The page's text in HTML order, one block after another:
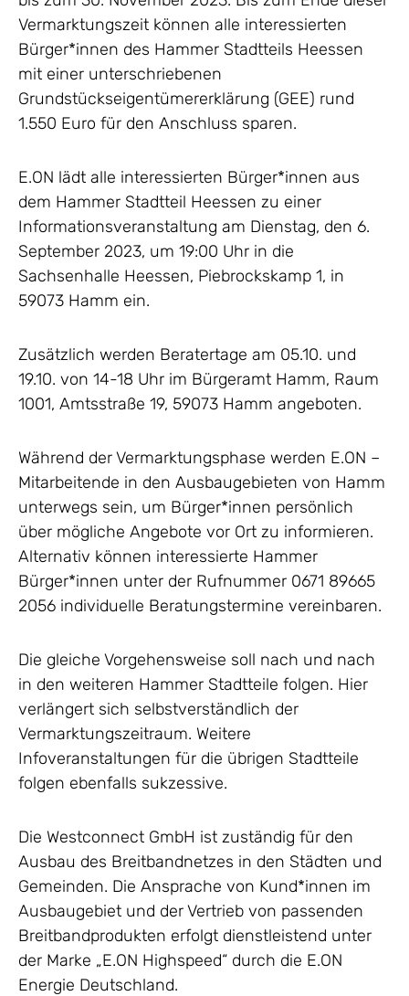
Vermarktungszeit können alle interessierten
Bürger*innen des Hammer Stadtteils Heessen
mit einer unterschriebenen
Grundstückseigentümererklärung (GEE) rund
1.550 Euro für den Anschluss sparen.
E.ON lädt alle interessierten Bürger*innen aus
dem Hammer Stadtteil Heessen zu einer
Informationsveranstaltung am Dienstag, den 6.
September 2023, um 19:00 Uhr in die
Sachsenhalle Heessen, Piebrockskamp 1, in
59073 Hamm ein.
Zusätzlich werden Beratertage am 05.10. und
19.10. von 14-18 Uhr im Bürgeramt Hamm, Raum
1001, Amtsstraße 19, 59073 Hamm angeboten.
Während der Vermarktungsphase werden E.ON –
Mitarbeitende in den Ausbaugebieten von Hamm
unterwegs sein, um Bürger*innen persönlich
über mögliche Angebote vor Ort zu informieren.
Alternativ können interessierte Hammer
Bürger*innen unter der Rufnummer 0671 89665
2056 individuelle Beratungstermine vereinbaren.
Die gleiche Vorgehensweise soll nach und nach
in den weiteren Hammer Stadtteile folgen. Hier
verlängert sich selbstverständlich der
Vermarktungszeitraum. Weitere
Infoveranstaltungen für die übrigen Stadtteile
folgen ebenfalls sukzessive.
Die Westconnect GmbH ist zuständig für den
Ausbau des Breitbandnetzes in den Städten und
Gemeinden. Die Ansprache von Kund*innen im
Ausbaugebiet und der Vertrieb von passenden
Breitbandprodukten erfolgt dienstleistend unter
der Marke „E.ON Highspeed“ durch die E.ON
Energie Deutschland.